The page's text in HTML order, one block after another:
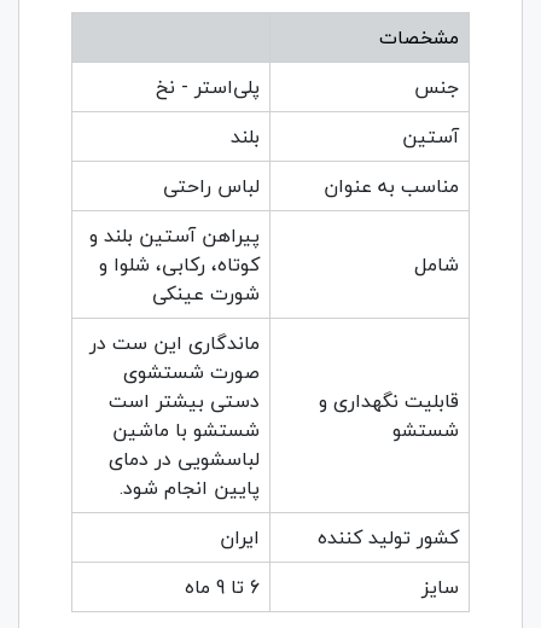
مشخصات
جنس
پلی‌استر - نخ
آستین
بلند
مناسب به عنوان
لباس راحتی
شامل
پیراهن آستین بلند و
کوتاه، رکابی، شلوا و
شورت عینکی
قابلیت نگهداری و
شستشو
ماندگاری این ست در
صورت شستشوی
دستی بیشتر است
شستشو با ماشین
لباسشویی در دمای
پایین انجام شود.
کشور تولید کننده
ایران
سایز
6 تا 9 ماه